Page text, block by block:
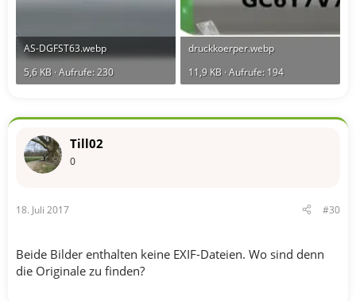
AS-DGFST63.webp
5,6 KB · Aufrufe: 230
druckkoerper.webp
11,9 KB · Aufrufe: 194
Till02
0
18. Juli 2017 #30
Beide Bilder enthalten keine EXIF-Dateien. Wo sind denn
die Originale zu finden?